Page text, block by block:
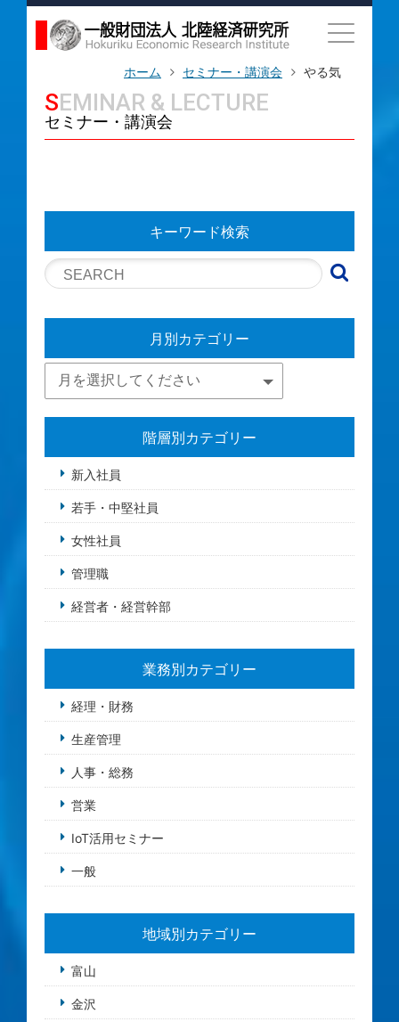
ホーム セミナー・講演会 やる気
SEMINAR & LECTURE
セミナー・講演会
キーワード検索
月別カテゴリー
階層別カテゴリー
新入社員
若手・中堅社員
女性社員
管理職
経営者・経営幹部
業務別カテゴリー
経理・財務
生産管理
人事・総務
営業
IoT活用セミナー
一般
地域別カテゴリー
富山
金沢